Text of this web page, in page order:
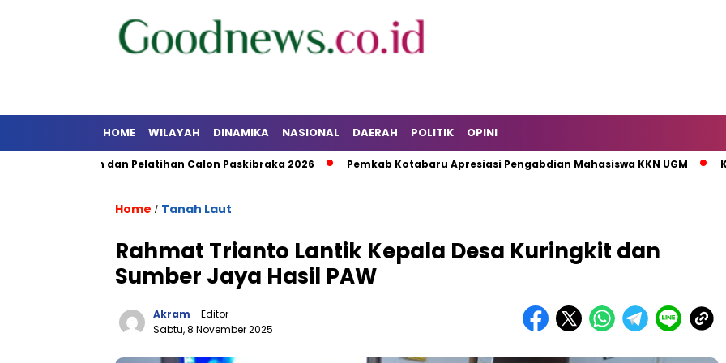
HOME WILAYAH DINAMIKA NASIONAL DAERAH POLITIK OPINI
dan Pelatihan Calon Paskibraka 2026 Pemkab Kotabaru Apresiasi Pengabdian Mahasiswa KKN UGM KPK
Home / Tanah Laut
Rahmat Trianto Lantik Kepala Desa Kuringkit dan
Sumber Jaya Hasil PAW
Akram - Editor
Sabtu, 8 November 2025